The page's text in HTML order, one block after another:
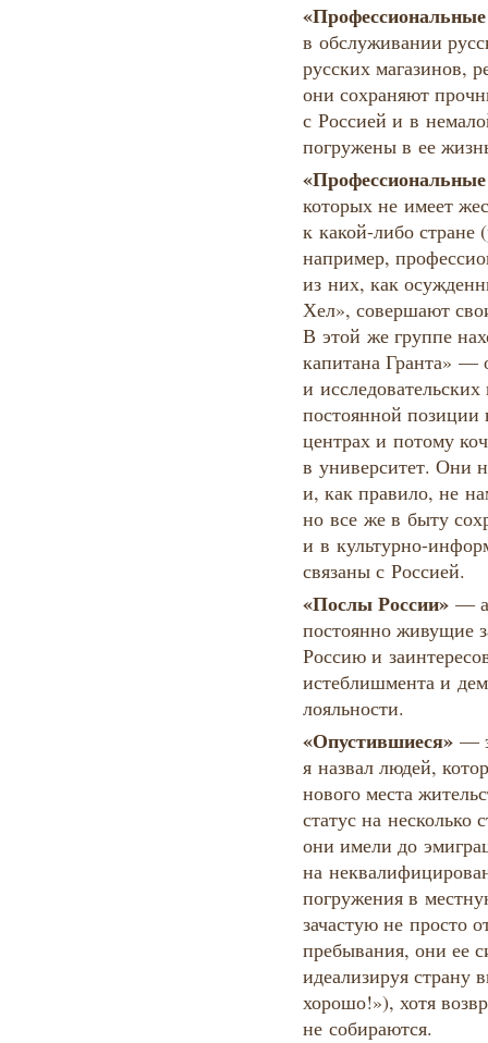
«Профессиональные
в обслуживании
русских магазинов,
они сохраняют
с Россией и в
погружены в ее
которых не имеет
к какой-либо стране
например,
из них, как
Хел», совершают
В этой же группе
капитана Гранта» —
и
постоянной
центрах и потому
в университет. Они
и, как правило, не
но все же в быту
и в культурно-
связаны с Россией.
«Послы России»—
постоянно живущие
Россию и
истеблишмента и
лояльности.
«Опустившиеся»—
я назвал людей,
нового места
статус на несколько
они имели до
на
погружения в
зачастую не просто
пребывания, они ее
идеализируя страну
хорошо!»), хотя
не собираются.